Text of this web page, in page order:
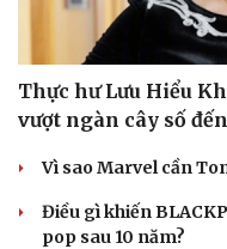
Du lịch
Tư vấn
Săn Tour
Thực hư Lưu Hiểu
vượt ngàn cây số
Vì sao Marvel cần
Điều gì khiến
pop sau 10 năm?